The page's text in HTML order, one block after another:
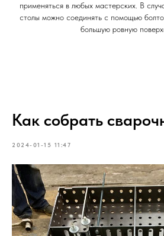
применяться в любых мастерских. В
столы можно соединять с помощью
большую ровную
Как собрать
2024-01-15 11:47